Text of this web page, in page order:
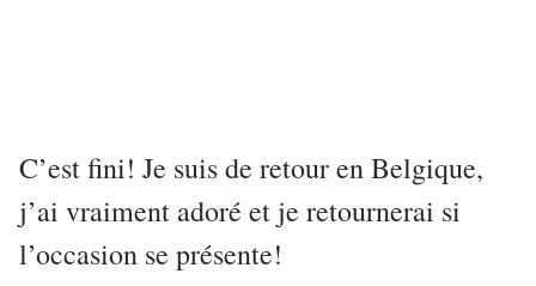
C’est fini! Je suis de retour en Belgique,
j’ai vraiment adoré et je retournerai si
l’occasion se présente!